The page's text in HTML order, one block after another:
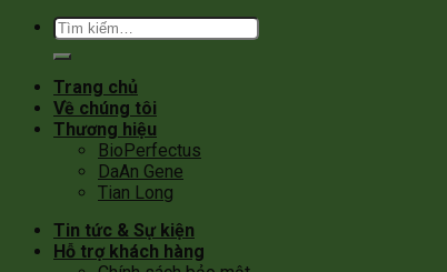
Tìm
kiếm:
Trang chủ
Về chúng tôi
Thương hiệu
BioPerfectus
DaAn Gene
Tian Long
Tin tức & Sự kiện
Hỗ trợ khách hàng